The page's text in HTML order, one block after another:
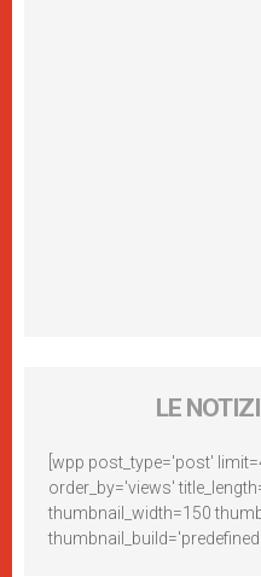
LE
[wpp post_type='post'
order_by='views'
thumbnail_width=150